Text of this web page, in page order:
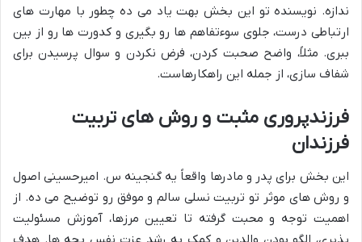
ندازه. نویسنده تو این بخش بهت یاد می ده چطور با مهارت های
ارتباطی درست، جلوی سوءتفاهم ها رو بگیری و کدورت ها رو از بین
ببری. مثلاً، واضح صحبت کردن، فرض نکردن و سوال پرسیدن برای
شفاف سازی، از جمله این راهکارهاست.
فرزندپروری مثبت و روش های تربیت
فرزندان
این بخش برای پدر و مادرها واقعاً یه گنجینه س. امیرحسینی اصول
و روش های موثر تو تربیت نسلی سالم و موفق رو توضیح می ده. از
اهمیت توجه و محبت گرفته تا تعیین مرزها، آموزش مسئولیت